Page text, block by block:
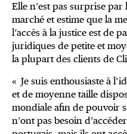
Elle n’est pas surprise
marché et estime que la
l’accès à la justice est de
juridiques de petite et
la plupart des clients de
« Je suis enthousiaste à
et de moyenne taille
mondiale afin de pouvoir
n’ont pas besoin